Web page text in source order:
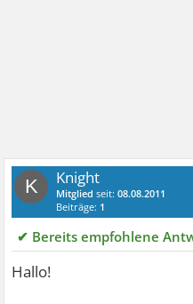
K Knight
Mitglied seit:08.08.2011
Beiträge: 1
✔ Bereits empfohlene
Hallo!